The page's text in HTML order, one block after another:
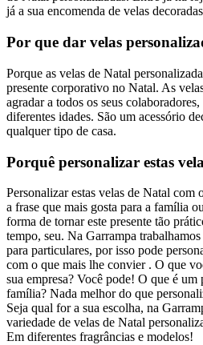
já a sua encomenda de velas
Por que dar velas
Porque as velas de Natal
presente corporativo no Natal. As
agradar a todos os seus
diferentes idades. São um acessório
qualquer tipo de casa.
Porquê personalizar estas
Personalizar estas velas de Natal com
a frase que mais gosta para a família
forma de tornar este presente tão
tempo, seu. Na Garrampa
para particulares, por isso pode
com o que mais lhe convier . O que
sua empresa? Você pode! O que é um
família? Nada melhor do que
Seja qual for a sua escolha, na
variedade de velas de Natal
Em diferentes fragrâncias e modelos!